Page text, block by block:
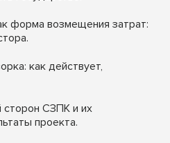
форма возмещения затрат:
как действует,
сторон СЗПК и их
проекта.